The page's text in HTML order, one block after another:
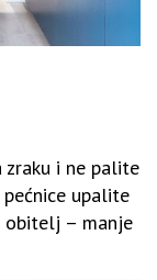
i ne palite
upalite
obitelj – manje